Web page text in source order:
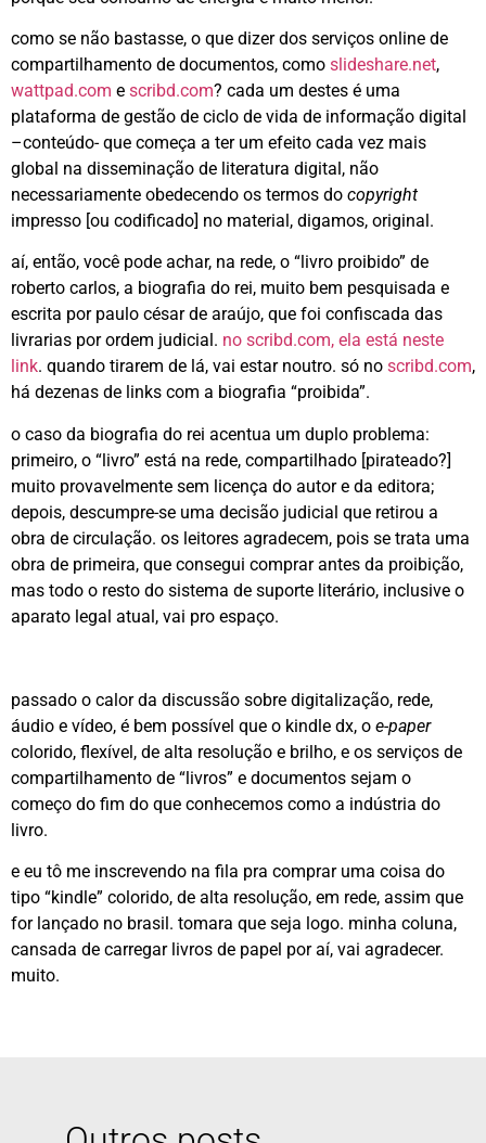
como se não bastasse, o que dizer dos serviços online de
compartilhamento de documentos, como slideshare.net,
wattpad.com e scribd.com? cada um destes é uma
plataforma de gestão de ciclo de vida de informação digital
–conteúdo- que começa a ter um efeito cada vez mais
global na disseminação de literatura digital, não
necessariamente obedecendo os termos do copyright
impresso [ou codificado] no material, digamos, original.
aí, então, você pode achar, na rede, o “livro proibido” de
roberto carlos, a biografia do rei, muito bem pesquisada e
escrita por paulo césar de araújo, que foi confiscada das
livrarias por ordem judicial. no scribd.com, ela está neste
link. quando tirarem de lá, vai estar noutro. só no scribd.com,
há dezenas de links com a biografia “proibida”.
o caso da biografia do rei acentua um duplo problema:
primeiro, o “livro” está na rede, compartilhado [pirateado?]
muito provavelmente sem licença do autor e da editora;
depois, descumpre-se uma decisão judicial que retirou a
obra de circulação. os leitores agradecem, pois se trata uma
obra de primeira, que consegui comprar antes da proibição,
mas todo o resto do sistema de suporte literário, inclusive o
aparato legal atual, vai pro espaço.
passado o calor da discussão sobre digitalização, rede,
áudio e vídeo, é bem possível que o kindle dx, o e-paper
colorido, flexível, de alta resolução e brilho, e os serviços de
compartilhamento de “livros” e documentos sejam o
começo do fim do que conhecemos como a indústria do
livro.
e eu tô me inscrevendo na fila pra comprar uma coisa do
tipo “kindle” colorido, de alta resolução, em rede, assim que
for lançado no brasil. tomara que seja logo. minha coluna,
cansada de carregar livros de papel por aí, vai agradecer.
muito.